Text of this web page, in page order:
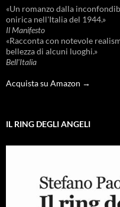
«Un romanzo dalla
onirica nell'Italia del 1944.»
Il Manifesto
«Racconta con notevole
bellezza di alcuni luoghi.»
Bell'Italia
Acquista su Amazon →
IL RING DEGLI ANGELI